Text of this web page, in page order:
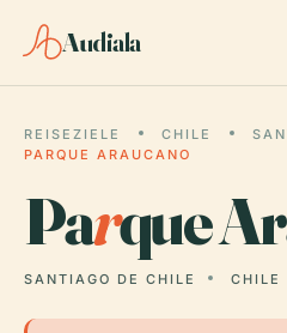
Audiala
REISEZIELE CHILE
PARQUE ARAUCANO
Parque
SANTIAGO DE CHILE CHILE